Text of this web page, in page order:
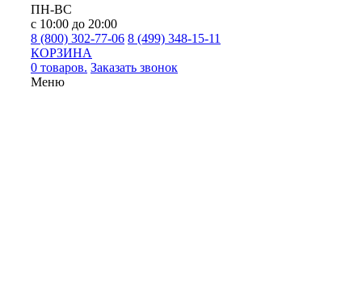
ПН-ВС
с 10:00 до 20:00
8 (800) 302-77-06 8 (499) 348-15-11
КОРЗИНА
0 товаров. Заказать звонок
Меню